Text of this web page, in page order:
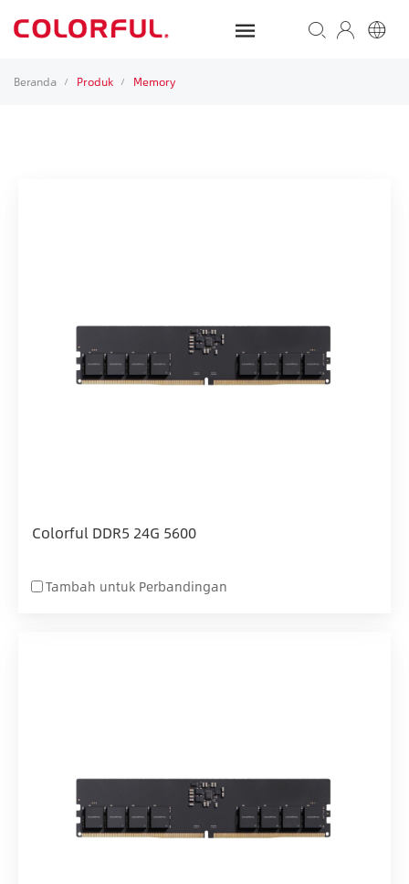
Beranda / Produk / Memory
Colorful DDR5 24G 5600
Tambah untuk Perbandingan